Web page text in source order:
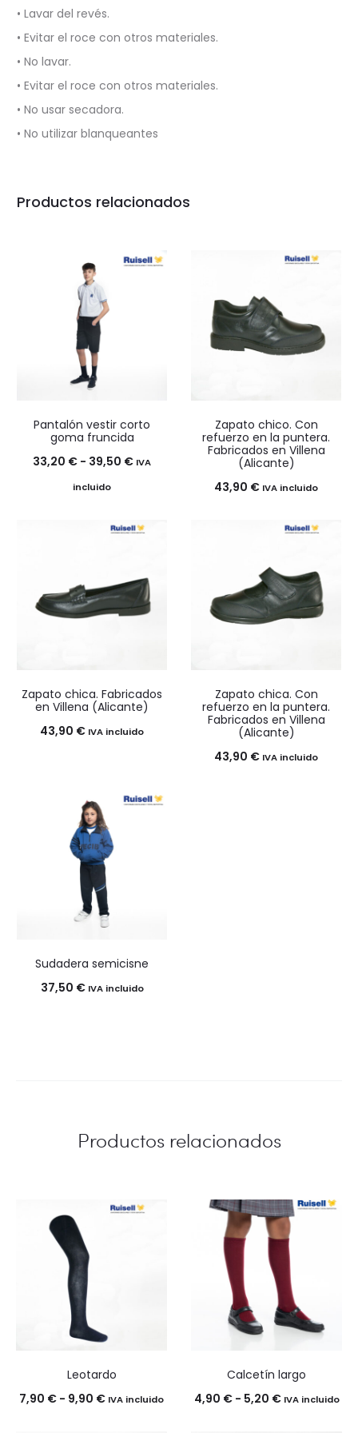
• Lavar del revés.
• Evitar el roce con otros materiales.
• No lavar.
• Evitar el roce con otros materiales.
• No usar secadora.
• No utilizar blanqueantes
Productos relacionados
Pantalón vestir corto
goma fruncida
33,20 € - 39,50 €Rango
desde
hasta
39,50 €
IVA
incluido
Zapato chico. Con
refuerzo en la puntera.
Fabricados en Villena
(Alicante)
43,90 € IVA incluido
Zapato chica. Fabricados
en Villena (Alicante)
43,90 € IVA incluido
Zapato chica. Con
refuerzo en la puntera.
Fabricados en Villena
(Alicante)
43,90 € IVA incluido
Sudadera semicisne
37,50 € IVA incluido
Productos relacionados
Leotardo
7,90 € - 9,90 €Rango
IVA incluido
Calcetín largo
4,90 € - 5,20 €Rango
IVA incluido